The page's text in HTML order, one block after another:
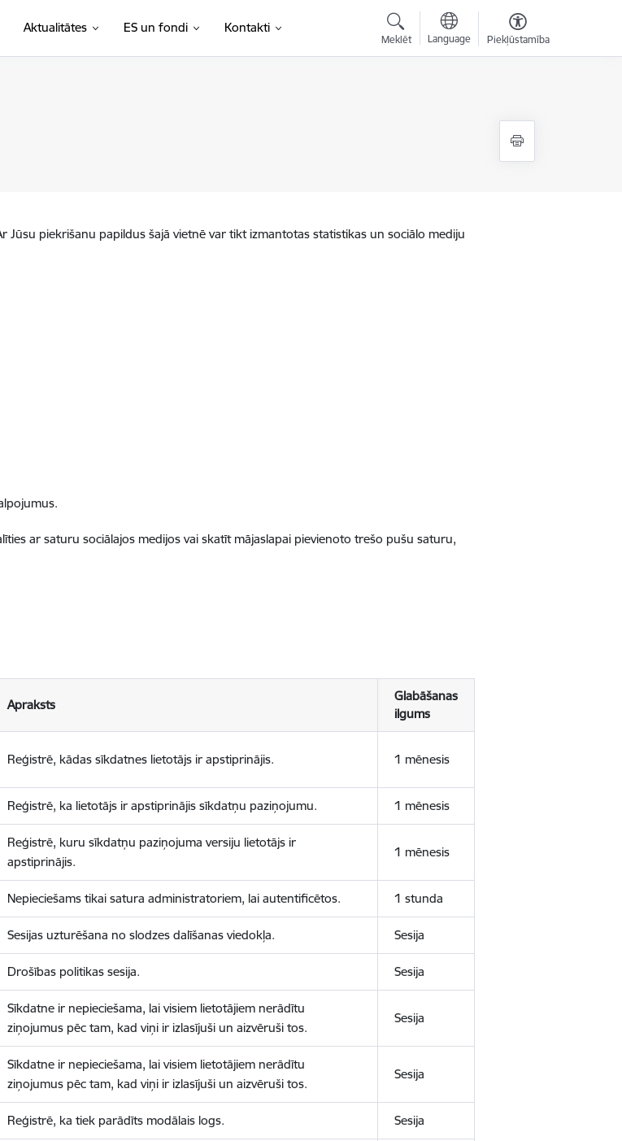
Aktualitātes ES un fondi Kontakti
Meklēt Language Piekļūstamība
piekrišanu papildus šajā vietnē var tikt izmantotas statistikas un sociālo mediju
ar saturu sociālajos medijos vai skatīt mājaslapai pievienoto trešo pušu saturu,
Apraksts
Glabāšanas
ilgums
Reģistrē, kādas sīkdatnes lietotājs ir apstiprinājis. 1 mēnesis
Reģistrē, ka lietotājs ir apstiprinājis sīkdatņu paziņojumu. 1 mēnesis
Reģistrē, kuru sīkdatņu paziņojuma versiju lietotājs ir
apstiprinājis.
1 mēnesis
Nepieciešams tikai satura administratoriem, lai autentificētos. 1 stunda
Sesijas uzturēšana no slodzes dalīšanas viedokļa. Sesija
Drošības politikas sesija. Sesija
Sīkdatne ir nepieciešama, lai visiem lietotājiem nerādītu
ziņojumus pēc tam, kad viņi ir izlasījuši un aizvēruši tos.
Sesija
Sīkdatne ir nepieciešama, lai visiem lietotājiem nerādītu
ziņojumus pēc tam, kad viņi ir izlasījuši un aizvēruši tos.
Sesija
Reģistrē, ka tiek parādīts modālais logs. Sesija